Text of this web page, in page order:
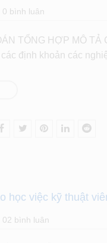
0 bình luân
TỔNG HỢP MÔ
định khoản các
học việc kỹ thuật
02 bình luân